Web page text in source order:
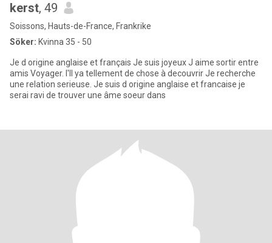
kerst, 49
Soissons, Hauts-de-France, Frankrike
Söker: Kvinna 35 - 50
Je d origine anglaise et français Je suis joyeux J aime sortir entre
amis Voyager. I'll ya tellement de chose à decouvrir Je recherche
une relation serieuse. Je suis d origine anglaise et francaise je
serai ravi de trouver une âme soeur dans